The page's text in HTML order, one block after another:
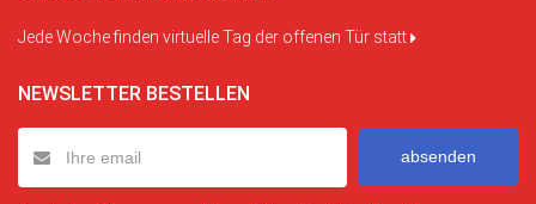
Jede Woche finden virtuelle Tag der offenen Tür statt
NEWSLETTER BESTELLEN
absenden